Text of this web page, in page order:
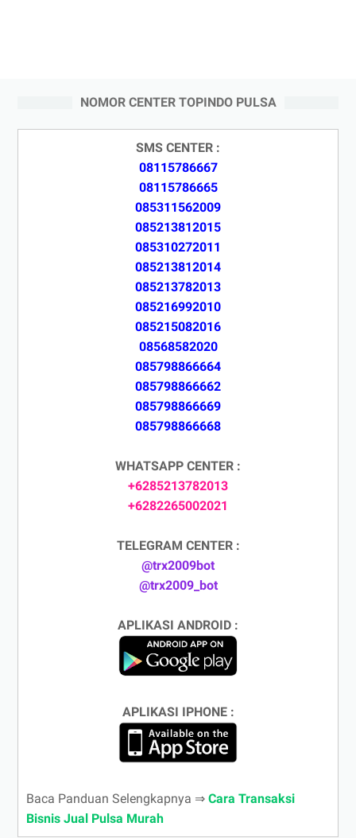
NOMOR CENTER TOPINDO PULSA
SMS CENTER :
08115786667
08115786665
085311562009
085213812015
085310272011
085213812014
085213782013
085216992010
085215082016
08568582020
085798866664
085798866662
085798866669
085798866668
WHATSAPP CENTER :
+6285213782013
+6282265002021
TELEGRAM CENTER :
@trx2009bot
@trx2009_bot
APLIKASI ANDROID :
APLIKASI IPHONE :
Baca Panduan Selengkapnya ⇒ Cara Transaksi
Bisnis Jual Pulsa Murah